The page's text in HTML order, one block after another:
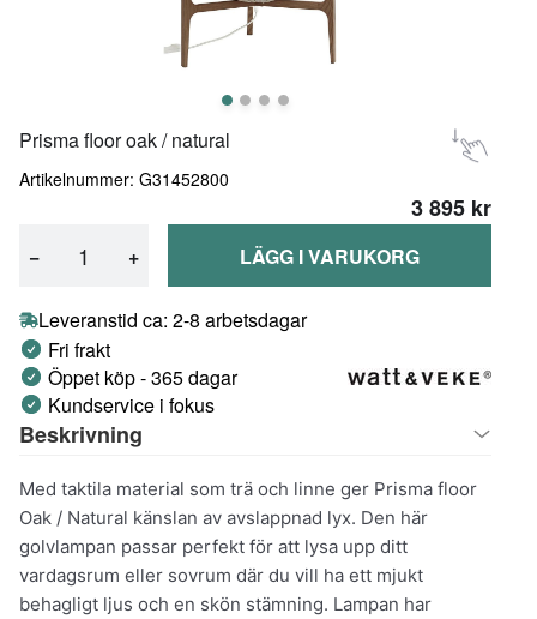
Prisma floor oak / natural
Artikelnummer: G31452800
3 895 kr
− + LÄGG I VARUKORG
Leveranstid ca: 2-8 arbetsdagar
Fri frakt
Öppet köp - 365 dagar
Kundservice i fokus
Beskrivning
Med taktila material som trä och linne ger Prisma floor
Oak / Natural känslan av avslappnad lyx. Den här
golvlampan passar perfekt för att lysa upp ditt
vardagsrum eller sovrum där du vill ha ett mjukt
behagligt ljus och en skön stämning. Lampan har